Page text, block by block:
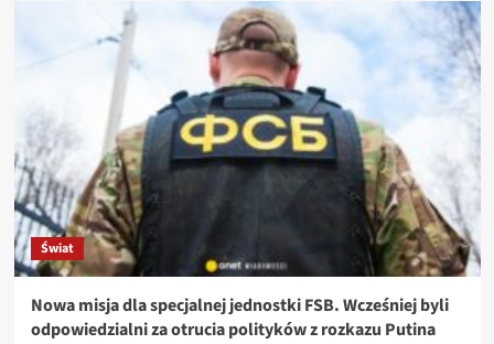
Świat
Nowa misja dla specjalnej jednostki FSB. Wcześniej byli
odpowiedzialni za otrucia polityków z rozkazu Putina